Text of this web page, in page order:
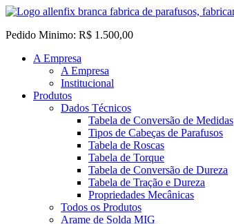
Pedido Minimo: R$ 1.500,00
A Empresa
A Empresa
Institucional
Produtos
Dados Técnicos
Tabela de Conversão de Medidas
Tipos de Cabeças de Parafusos
Tabela de Roscas
Tabela de Torque
Tabela de Conversão de Dureza
Tabela de Tração e Dureza
Propriedades Mecânicas
Todos os Produtos
Arame de Solda MIG